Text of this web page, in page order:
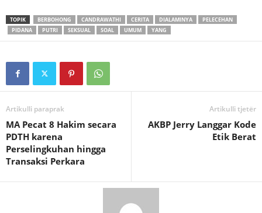
TOPIK BERBOHONG CANDRAWATHI CERITA DIALAMINYA
PELECEHAN
PIDANA
PUTRI SEKSUAL SOAL UMUM YANG
Artikulli paraprak
MA Pecat 8 Hakim secara
PDTH karena
Perselingkuhan hingga
Transaksi Perkara
Artikulli tjetër
AKBP Jerry Langgar Kode
Etik Berat